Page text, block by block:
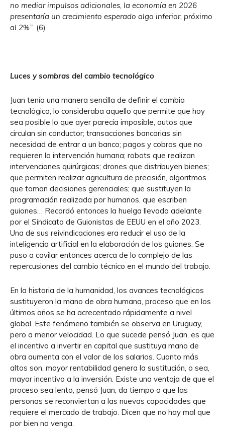
no mediar impulsos adicionales, la economía en 2026
presentaría un crecimiento esperado algo inferior, próximo
al 2%”. (6)
Luces y sombras del cambio tecnológico
Juan tenía una manera sencilla de definir el cambio
tecnológico, lo consideraba aquello que permite que hoy
sea posible lo que ayer parecía imposible, autos que
circulan sin conductor; transacciones bancarias sin
necesidad de entrar a un banco; pagos y cobros que no
requieren la intervención humana; robots que realizan
intervenciones quirúrgicas; drones que distribuyen bienes;
que permiten realizar agricultura de precisión, algoritmos
que toman decisiones gerenciales; que sustituyen la
programación realizada por humanos, que escriben
guiones… Recordó entonces la huelga llevada adelante
por el Sindicato de Guionistas de EEUU en el año 2023.
Una de sus reivindicaciones era reducir el uso de la
inteligencia artificial en la elaboración de los guiones. Se
puso a cavilar entonces acerca de lo complejo de las
repercusiones del cambio técnico en el mundo del trabajo.
En la historia de la humanidad, los avances tecnológicos
sustituyeron la mano de obra humana, proceso que en los
últimos años se ha acrecentado rápidamente a nivel
global. Este fenómeno también se observa en Uruguay,
pero a menor velocidad. Lo que sucede pensó Juan, es que
el incentivo a invertir en capital que sustituya mano de
obra aumenta con el valor de los salarios. Cuanto más
altos son, mayor rentabilidad genera la sustitución, o sea,
mayor incentivo a la inversión. Existe una ventaja de que el
proceso sea lento, pensó Juan, da tiempo a que las
personas se reconviertan a las nuevas capacidades que
requiere el mercado de trabajo. Dicen que no hay mal que
por bien no venga.